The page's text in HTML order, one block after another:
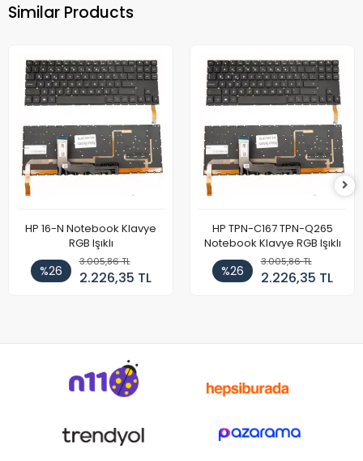
Similar Products
HP 16-N Notebook Klavye
RGB Işıklı
%26
3.005,86 TL
2.226,35 TL
HP TPN-C167 TPN-Q265
Notebook Klavye RGB Işıklı
%26
3.005,86 TL
2.226,35 TL